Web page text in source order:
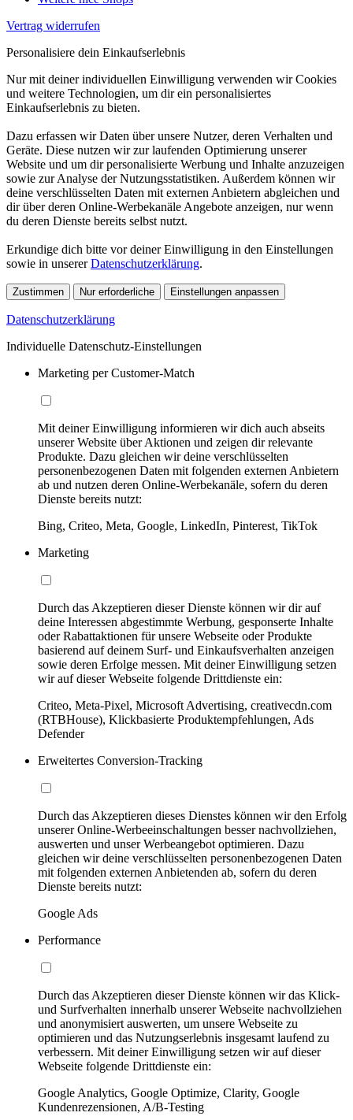
Vertrag widerrufen
Personalisiere dein Einkaufserlebnis
Nur mit deiner individuellen Einwilligung verwenden wir Cookies
und weitere Technologien, um dir ein personalisiertes
Einkaufserlebnis zu bieten.
Dazu erfassen wir Daten über unsere Nutzer, deren Verhalten und
Geräte. Diese nutzen wir zur laufenden Optimierung unserer
Website und um dir personalisierte Werbung und Inhalte anzuzeigen
sowie zur Analyse der Nutzungsstatistiken. Außerdem können wir
deine verschlüsselten Daten mit externen Anbietern abgleichen und
dir über deren Online-Werbekanäle Angebote anzeigen, nur wenn
du deren Dienste bereits selbst nutzt.
Erkundige dich bitte vor deiner Einwilligung in den Einstellungen
sowie in unsererDatenschutzerklärung.
Zustimmen Nur erforderliche Einstellungen anpassen
Datenschutzerklärung
Individuelle Datenschutz-Einstellungen
Marketing per Customer-Match
Mit deiner Einwilligung informieren wir dich auch abseits
unserer Website über Aktionen und zeigen dir relevante
Produkte. Dazu gleichen wir deine verschlüsselten
personenbezogenen Daten mit folgenden externen Anbietern
ab und nutzen deren Online-Werbekanäle, sofern du deren
Dienste bereits nutzt:
Bing, Criteo, Meta, Google, LinkedIn, Pinterest, TikTok
Marketing
Durch das Akzeptieren dieser Dienste können wir dir auf
deine Interessen abgestimmte Werbung, gesponserte Inhalte
oder Rabattaktionen für unsere Webseite oder Produkte
basierend auf deinem Surf- und Einkaufsverhalten anzeigen
sowie deren Erfolge messen. Mit deiner Einwilligung setzen
wir auf dieser Webseite folgende Drittdienste ein:
Criteo, Meta-Pixel, Microsoft Advertising, creativecdn.com
(RTBHouse), Klickbasierte Produktempfehlungen, Ads
Defender
Erweitertes Conversion-Tracking
Durch das Akzeptieren dieses Dienstes können wir den Erfolg
unserer Online-Werbeeinschaltungen besser nachvollziehen,
auswerten und unser Werbeangebot optimieren. Dazu
gleichen wir deine verschlüsselten personenbezogenen Daten
mit folgenden externen Anbietenden ab, sofern du deren
Dienste bereits nutzt:
Google Ads
Performance
Durch das Akzeptieren dieser Dienste können wir das Klick-
und Surfverhalten innerhalb unserer Webseite nachvollziehen
und anonymisiert auswerten, um unsere Webseite zu
optimieren und das Nutzungserlebnis insgesamt laufend zu
verbessern. Mit deiner Einwilligung setzen wir auf dieser
Webseite folgende Drittdienste ein:
Google Analytics, Google Optimize, Clarity, Google
Kundenrezensionen, A/B-Testing